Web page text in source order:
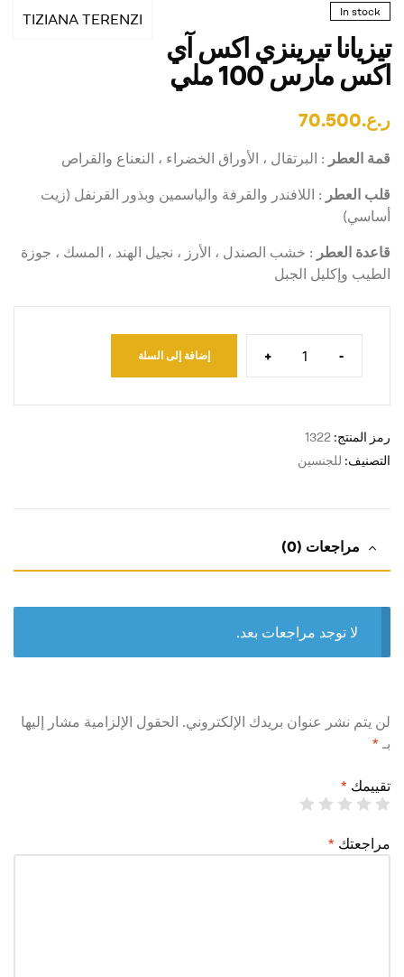
TIZIANA TERENZI In stock
تيزيانا تيرينزي اكس آي
اكس مارس 100 ملي
ر.ع.70.500
قمة العطر : البرتقال ، الأوراق الخضراء ، النعناع والقراص
قلب العطر : اللافندر والقرفة والياسمين وبذور القرنفل (زيت
أساسي)
قاعدة العطر : خشب الصندل ، الأرز ، نجيل الهند ، المسك ، جوزة
الطيب وإكليل الجبل
-
+ إضافة إلى السلة
رمز المنتج: 1322
التصنيف: للجنسين
مراجعات (0)
لا توجد مراجعات بعد.
لن يتم نشر عنوان بريدك الإلكتروني. الحقول الإلزامية مشار إليها
بـ *
تقييمك *
مراجعتك *